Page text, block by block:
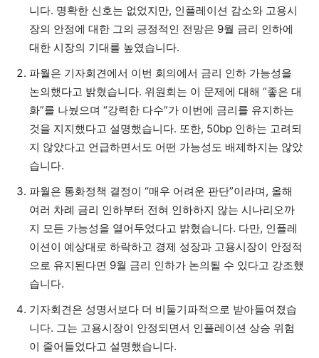
니다. 명확한 신호는 없었지만, 인플레이션 감소와 고용시
장의 안정에 대한 그의 긍정적인 전망은 9월 금리 인하에
대한 시장의 기대를 높였습니다.
파월은 기자회견에서 이번 회의에서 금리 인하 가능성을
논의했다고 밝혔습니다. 위원회는 이 문제에 대해 “좋은 대
화”를 나눴으며 “강력한 다수”가 이번에 금리를 유지하는
것을 지지했다고 설명했습니다. 또한, 50bp 인하는 고려되
지 않았다고 언급하면서도 어떤 가능성도 배제하지는 않았
습니다.
파월은 통화정책 결정이 “매우 어려운 판단”이라며, 올해
여러 차례 금리 인하부터 전혀 인하하지 않는 시나리오까
지 모든 가능성을 열어두었다고 밝혔습니다. 다만, 인플레
이션이 예상대로 하락하고 경제 성장과 고용시장이 안정적
으로 유지된다면 9월 금리 인하가 논의될 수 있다고 강조했
습니다.
기자회견은 성명서보다 더 비둘기파적으로 받아들여졌습
니다. 그는 고용시장이 안정되면서 인플레이션 상승 위험
이 줄어들었다고 설명했습니다.